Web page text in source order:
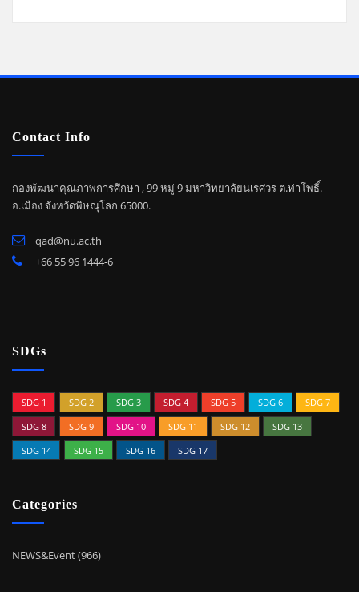
Contact Info
กองพัฒนาคุณภาพการศึกษา , 99 หมู่ 9 มหาวิทยาลัยนเรศวร ต.ท่าโพธิ์.
อ.เมือง จังหวัดพิษณุโลก 65000.
qad@nu.ac.th
+66 55 96 1444-6
SDGs
SDG 1 SDG 2 SDG 3 SDG 4 SDG 5 SDG 6
SDG 7
SDG 8
SDG 9 SDG 10 SDG 11 SDG 12
SDG 13
SDG 14
SDG 15 SDG 16 SDG 17
Categories
NEWS&Event (966)